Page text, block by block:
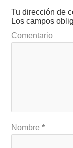
Tu dirección de
Los campos
Comentario
Nombre*